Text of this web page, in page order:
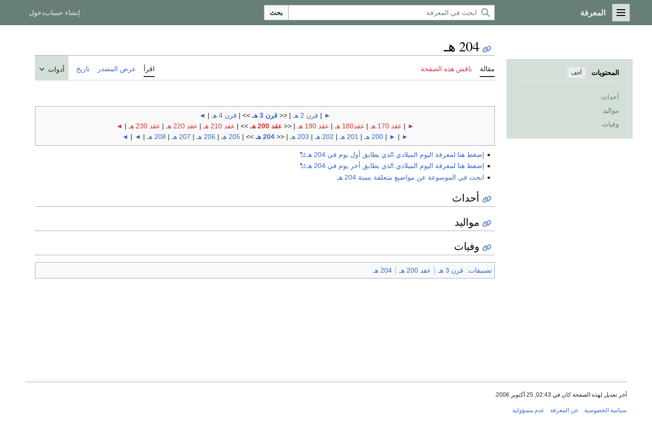
القائمة الرئيسية
المعرفة بحث إنشاء حسابدخول
المحتويات أخف
أحداث
مواليد
وفيات
204 هـ
مقالة ناقش هذه الصفحة اقرأ عرض المصدر تاريخ أدوات
►
| قرن 2 هـ | << قرن 3 هـ >> | قرن 4 هـ |
◄
►
| عقد 170 هـ | عقد180 هـ | عقد 190 هـ | <<عقد 200 هـ >> | عقد 210 هـ | عقد 220 هـ | عقد 230 هـ |
◄
►
|
►
|200 هـ | 201 هـ | 202 هـ | 203 هـ | <<204 هـ >> |205 هـ | 206 هـ | 207 هـ | 208 هـ |
◄
|
◄
إضغط هنا لمعرفة اليوم الميلادي الذي يطابق أول يوم في 204 هـ
إضغط هنا لمعرفة اليوم الميلادي الذي يطابق أخر يوم في 204 هـ
ابحث في الموسوعة عن مواضيع متعلقة بسنة 204 هـ
أحداث
مواليد
وفيات
تصنيفات: قرن 3 هـ عقد 200 هـ 204 هـ
آخر تعديل لهذه الصفحة كان في 02:43, 25 أكتوبر 2006.
سياسة الخصوصية عن المعرفة عدم مسؤولية